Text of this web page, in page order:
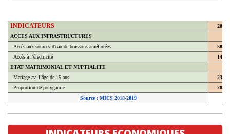
INDICATEURS
2018
ACCES AUX INFRASTRUCTURES
Accès aux sources d'eau de boissons améliorées
Accès à l’électricité
ETAT MATRIMONIAL ET NUPTIALITE
Mariage av. l’âge de 15 ans
Proportion de polygamie
Source : MICS 2018-2019
INDICATEURS ECONOMIQUES